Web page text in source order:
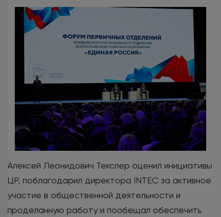
Алексей Леонидович Текслер оценил инициативы
ЦР, поблагодарил директора INTEC за активное
участие в общественной деятельности и
проделанную работу и пообещал обеспечить